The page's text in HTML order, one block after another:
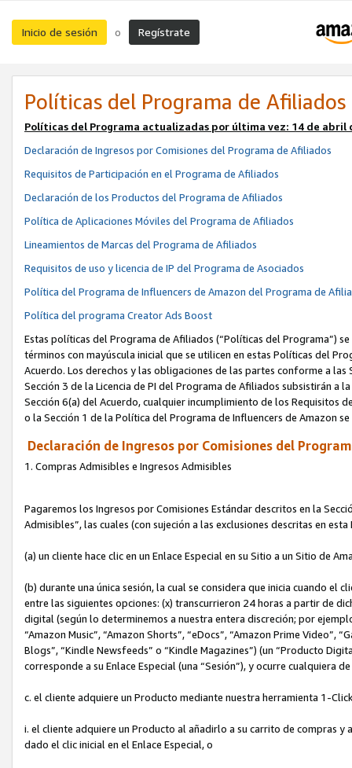
Inicio de sesión o Regístrate
Políticas del Programa de Afiliados
Políticas del Programa actualizadas por última vez: 14 de abril
Declaración de Ingresos por Comisiones del Programa de Afiliados
Requisitos de Participación en el Programa de Afiliados
Declaración de los Productos del Programa de Afiliados
Política de Aplicaciones Móviles del Programa de Afiliados
Lineamientos de Marcas del Programa de Afiliados
Requisitos de uso y licencia de IP del Programa de Asociados
Política del Programa de Influencers de Amazon del Programa de
Política del programa Creator Ads Boost
Estas políticas del Programa de Afiliados (“Políticas del Programa”)
términos con mayúscula inicial que se utilicen en estas Políticas del
Acuerdo. Los derechos y las obligaciones de las partes conforme a
Sección 3 de la Licencia de PI del Programa de Afiliados subsistirán
Sección 6(a) del Acuerdo, cualquier incumplimiento de los Requisitos
o la Sección 1 de la Política del Programa de Influencers de Amazon
Declaración de Ingresos por Comisiones del
1. Compras Admisibles e Ingresos Admisibles
Pagaremos los Ingresos por Comisiones Estándar descritos en la
Admisibles”, las cuales (con sujeción a las exclusiones descritas en
(a) un cliente hace clic en un Enlace Especial en su Sitio a un Sitio de
(b) durante una única sesión, la cual se considera que inicia cuando el
entre las siguientes opciones: (x) transcurrieron 24 horas a partir de
digital (según lo determinemos a nuestra entera discreción; por
“Amazon Music”, “Amazon Shorts”, “eDocs”, “Amazon Prime Video”,
Blogs”, “Kindle Newsfeeds” o “Kindle Magazines”) (un “Producto
corresponde a su Enlace Especial (una “Sesión”), y ocurre cualquiera
c. el cliente adquiere un Producto mediante nuestra herramienta 1-
i. el cliente adquiere un Producto al añadirlo a su carrito de compras
dado el clic inicial en el Enlace Especial, o